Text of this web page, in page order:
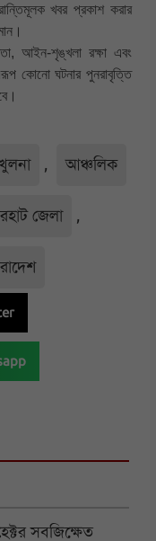
খবর প্রকাশ করার
আইন-শৃঙ্খলা রক্ষা এবং
কোনো ঘটনার পুনরাবৃত্তি
, আঞ্চলিক
জেলা ,
সবজিক্ষেত